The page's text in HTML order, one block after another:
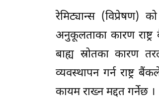
रेमिट्यान्स (विप्रेषण)
अनुकूलताका कारण
बाह्य स्रोतका कारण
व्यवस्थापन गर्न
कायम राख्न मद्दत गर्नेछ ।